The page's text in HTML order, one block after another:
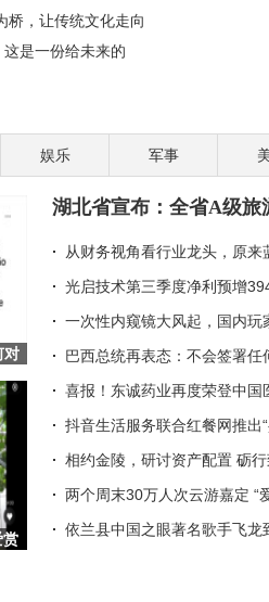
桥，让传统文化走向
这是一份给未来的
凌放
传统采销业态
妆CEO之路
菜鱼两年门店预计突破
升，丽珠集团等多家
娱乐 军事
对
赏
湖北省宣布：全省A级
从财务视角看行业龙头，原
光启技术第三季度净利预增
一次性内窥镜大风起，国内玩
巴西总统再表态：不会签署
喜报！东诚药业再度荣登中国
抖音生活服务联合红餐网推出
相约金陵，研讨资产配置 砺
两个周末30万人次云游嘉定 “
依兰县中国之眼著名歌手飞龙